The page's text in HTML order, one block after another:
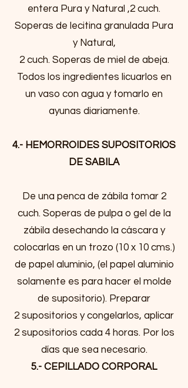
entera Pura y Natural ,2 cuch.
Soperas de lecitina granulada Pura
y Natural,
2 cuch. Soperas de miel de abeja.
Todos los ingredientes licuarlos en
un vaso con agua y tomarlo en
ayunas diariamente.
4.- HEMORROIDES SUPOSITORIOS
DE SABILA
De una penca de zábila tomar 2
cuch. Soperas de pulpa o gel de la
zábila desechando la cáscara y
colocarlas en un trozo (10 x 10 cms.)
de papel aluminio, (el papel aluminio
solamente es para hacer el molde
de supositorio). Preparar
2 supositorios y congelarlos, aplicar
2 supositorios cada 4 horas. Por los
días que sea necesario.
5.- CEPILLADO CORPORAL